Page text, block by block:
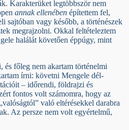
Karakterüket legtöbbször nem
annak ellenében építettem fel,
sajtóban vagy később, a történészek
megrajzolni. Okkal feltételeztem
halálát követően éppúgy, mint
és főleg nem akartam történelmi
írni: követni Mengele dél-
– időrendi, földrajzi és
fontos volt számomra, hogy az
való eltérésekkel darabra
Az persze nem volt egyértelmű,